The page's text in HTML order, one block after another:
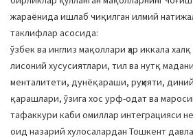
жараёнида ишлаб чиқилган илмий
таклифлар асосида:
ўзбек ва инглиз мақоллари ҳар иккала
лисоний хусусиятлари, тил ва нутқ
менталитети, дунёқараши, руҳияти,
қарашлари, ўзига хос урф-одат ва
тафаккури каби омиллар интеграцияси
оид назарий хулосалардан Тошкент